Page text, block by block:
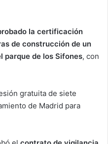
la certificación
de construcción de un
parque de los Sifones, con
gratuita de siete
de Madrid para